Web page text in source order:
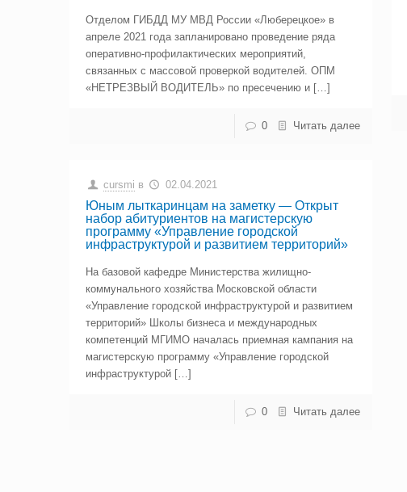
Отделом ГИБДД МУ МВД России «Люберецкое» в
апреле 2021 года запланировано проведение ряда
оперативно-профилактических мероприятий,
связанных с массовой проверкой водителей. ОПМ
«НЕТРЕЗВЫЙ ВОДИТЕЛЬ» по пресечению и […]
0 Читать далее
cursmi в 02.04.2021
Юным лыткаринцам на заметку — Открыт
набор абитуриентов на магистерскую
программу «Управление городской
инфраструктурой и развитием территорий»
На базовой кафедре Министерства жилищно-
коммунального хозяйства Московской области
«Управление городской инфраструктурой и развитием
территорий» Школы бизнеса и международных
компетенций МГИМО началась приемная кампания на
магистерскую программу «Управление городской
инфраструктурой […]
0 Читать далее